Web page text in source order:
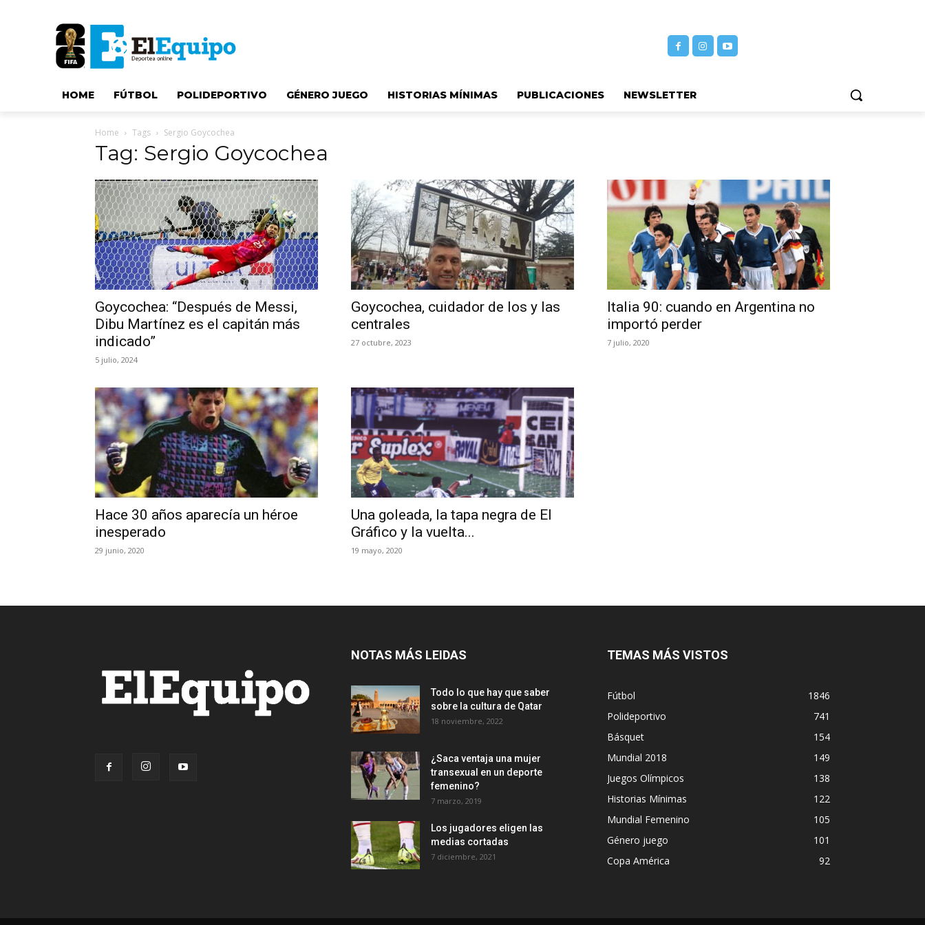
HOME FÚTBOL POLIDEPORTIVO GÉNERO JUEGO HISTORIAS MÍNIMAS PUBLICACIONES NEWSLETTER
Home Tags Sergio Goycochea
Tag: Sergio Goycochea
Goycochea: “Después de Messi,
Dibu Martínez es el capitán más
indicado”
5 julio, 2024
Goycochea, cuidador de los y las
centrales
27 octubre, 2023
Italia 90: cuando en Argentina no
importó perder
7 julio, 2020
Hace 30 años aparecía un héroe
inesperado
29 junio, 2020
Una goleada, la tapa negra de El
Gráfico y la vuelta...
19 mayo, 2020
NOTAS MÁS LEIDAS
Todo lo que hay que saber
sobre la cultura de Qatar
18 noviembre, 2022
¿Saca ventaja una mujer
transexual en un deporte
femenino?
7 marzo, 2019
Los jugadores eligen las
medias cortadas
7 diciembre, 2021
TEMAS MÁS VISTOS
Fútbol
1846
Polideportivo
741
Básquet
154
Mundial 2018
149
Juegos Olímpicos
138
Historias Mínimas
122
Mundial Femenino
105
Género juego
101
Copa América
92